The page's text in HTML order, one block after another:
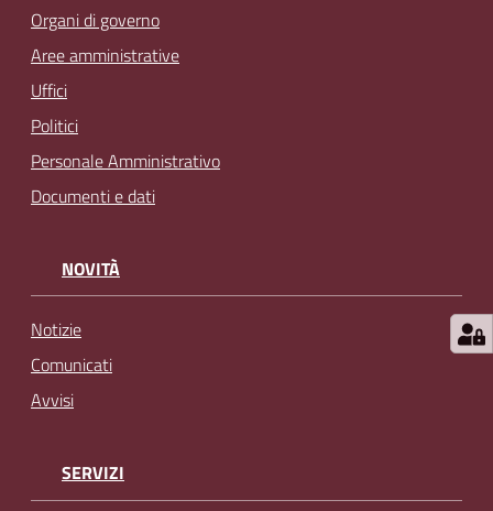
n
e
Tutti
gli
argomenti...
su
Organi di governo
Aree amministrative
Uffici
Politici
Personale Amministrativo
Documenti e dati
NOVITÀ
Notizie
Comunicati
Avvisi
SERVIZI